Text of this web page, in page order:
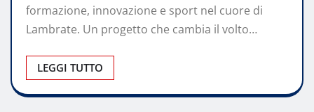
formazione, innovazione e sport nel cuore di
Lambrate. Un progetto che cambia il volto…
LEGGI TUTTO